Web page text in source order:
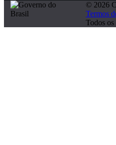
© 2026
Termos
Todos os